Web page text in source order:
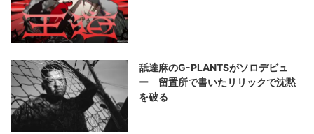
舐達麻のG-PLANTSがソロデビュ
ー 留置所で書いたリリックで沈黙
を破る